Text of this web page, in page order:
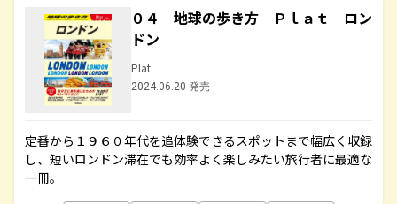
０４ 地球の歩き方 Ｐｌａｔ ロン
ドン
Plat
2024.06.20 発売
定番から１９６０年代を追体験できるスポットまで幅広く収録
し、短いロンドン滞在でも効率よく楽しみたい旅行者に最適な
一冊。